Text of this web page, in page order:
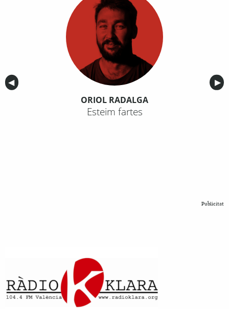
Anterior
◀︎ ▶︎
ORIOL RADALGA
Esteim fartes
Publicitat